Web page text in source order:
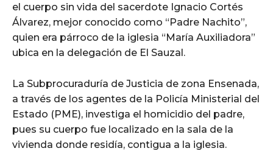
el cuerpo sin vida del sacerdote Ignacio Cortés
Álvarez, mejor conocido como “Padre Nachito”,
quien era párroco de la iglesia “María Auxiliadora”
ubica en la delegación de El Sauzal.
La Subprocuraduría de Justicia de zona Ensenada,
a través de los agentes de la Policía Ministerial del
Estado (PME), investiga el homicidio del padre,
pues su cuerpo fue localizado en la sala de la
vivienda donde residía, contigua a la iglesia.